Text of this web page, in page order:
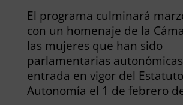
El programa culminará
con un homenaje de la
las mujeres que han sido
parlamentarias
entrada en vigor del
Autonomía el 1 de febrero